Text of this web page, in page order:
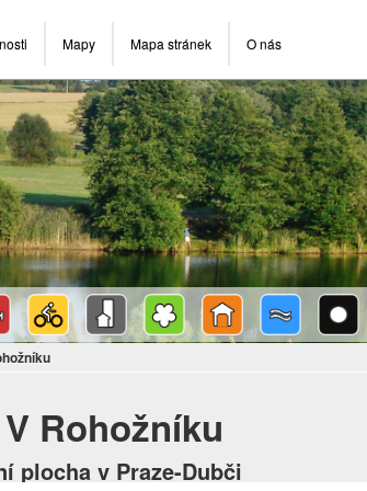
Mapy Mapa stránek O nás
Rohožníku
plocha v Praze-Dubči